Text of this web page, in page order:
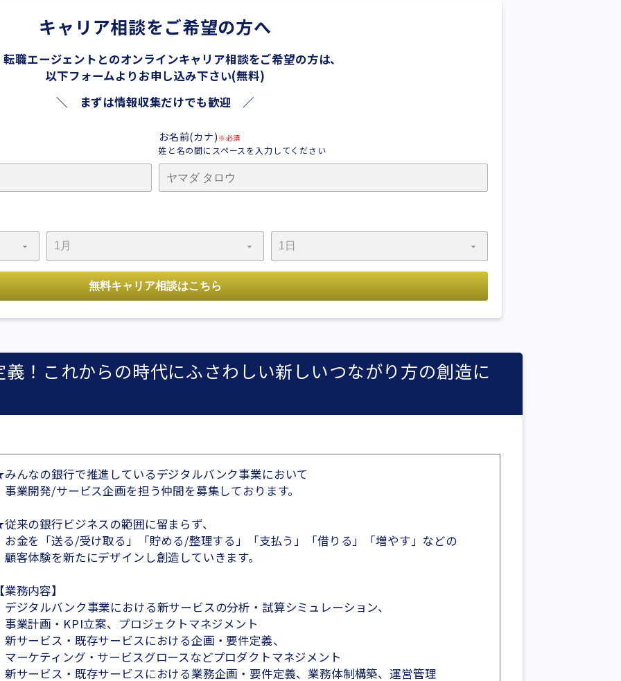
キャリア相談をご希望の方へ
転職エージェントとのオンラインキャリア相談をご希望の方は、
以下フォームよりお申し込み下さい(無料)
＼ まずは情報収集だけでも歓迎 ／
お名前(カナ) ※必須
姓と名の間にスペースを入力してください
！これからの時代にふさわしい新しいつながり方の創造に
んなの銀行で推進しているデジタルバンク事業において
業開発/サービス企画を担う仲間を募集しております。
来の銀行ビジネスの範囲に留まらず、
金を「送る/受け取る」「貯める/整理する」「支払う」「借りる」「増やす」などの
客体験を新たにデザインし創造していきます。
業務内容】
デジタルバンク事業における新サービスの分析・試算シミュレーション、
業計画・KPI立案、プロジェクトマネジメント
新サービス・既存サービスにおける企画・要件定義、
ーケティング・サービスグロースなどプロダクトマネジメント
新サービス・既存サービスにおける業務企画・要件定義、業務体制構築、運営管理